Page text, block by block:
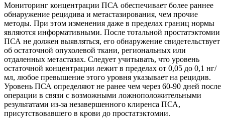
Мониторинг концентрации ПСА обеспечивает более раннее
обнаружение рецидива и метастазирования, чем прочие
методы. При этом изменения даже в пределах границ нормы
являются информативными. После тотальной простатэктомии
ПСА не должен выявляться, его обнаружение свидетельствует
об остаточной опухолевой ткани, региональных или
отдаленных метастазах. Следует учитывать, что уровень
остаточной концентрации лежит в пределах от 0,05 до 0,1 нг/
мл, любое превышение этого уровня указывает на рецидив.
Уровень ПСА определяют не ранее чем через 60-90 дней после
операции в связи с возможными ложноположительными
результатами из-за незавершенного клиренса ПСА,
присутствовавшего в крови до простатэктомии.